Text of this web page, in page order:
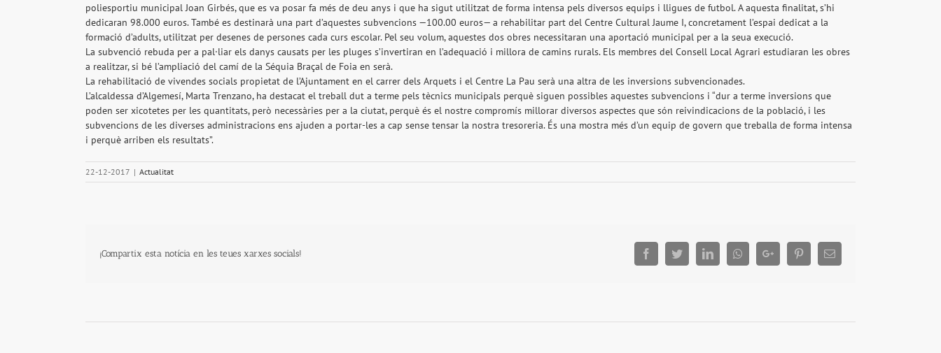
poliesportiu municipal Joan Girbés, que es va posar fa més de deu anys i que ha sigut utilitzat de forma intensa pels diversos equips i lligues de futbol. A aquesta finalitat, s’hi
dedicaran 98.000 euros. També es destinarà una part d’aquestes subvencions —100.00 euros— a rehabilitar part del Centre Cultural Jaume I, concretament l’espai dedicat a la
formació d’adults, utilitzat per desenes de persones cada curs escolar. Pel seu volum, aquestes dos obres necessitaran una aportació municipal per a la seua execució.
La subvenció rebuda per a pal·liar els danys causats per les pluges s’invertiran en l’adequació i millora de camins rurals. Els membres del Consell Local Agrari estudiaran les obres
a realitzar, si bé l’ampliació del camí de la Séquia Braçal de Foia en serà.
La rehabilitació de vivendes socials propietat de l’Ajuntament en el carrer dels Arquets i el Centre La Pau serà una altra de les inversions subvencionades.
L’alcaldessa d’Algemesí, Marta Trenzano, ha destacat el treball dut a terme pels tècnics municipals perquè siguen possibles aquestes subvencions i “dur a terme inversions que
poden ser xicotetes per les quantitats, però necessàries per a la ciutat, perquè és el nostre compromís millorar diversos aspectes que són reivindicacions de la població, i les
subvencions de les diverses administracions ens ajuden a portar-les a cap sense tensar la nostra tresoreria. És una mostra més d’un equip de govern que treballa de forma intensa
i perquè arriben els resultats”.
22-12-2017 | Actualitat
¡Compartix esta notícia en les teues xarxes socials! FacebookTwitterLinkedInWhatsappGoogle+ PinterestEmail